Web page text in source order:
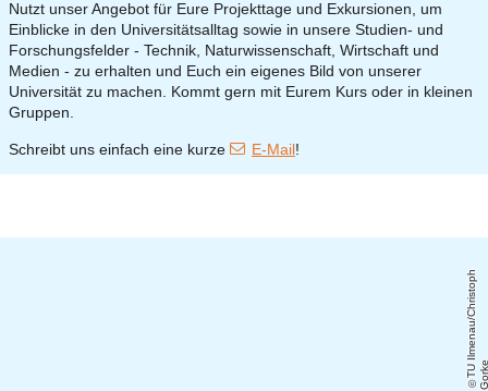
Nutzt unser Angebot für Eure Projekttage und Exkursionen, um
Einblicke in den Universitätsalltag sowie in unsere Studien- und
Forschungsfelder - Technik, Naturwissenschaft, Wirtschaft und
Medien - zu erhalten und Euch ein eigenes Bild von unserer
Universität zu machen. Kommt gern mit Eurem Kurs oder in kleinen
Gruppen.
Schreibt uns einfach eine kurze E-Mail!
T
U
Il
m
e
n
a
u
/
C
h
ri
s
t
o
p
h
G
o
r
k